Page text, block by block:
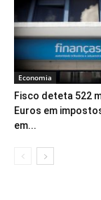
Economia
Fisco deteta 522
Euros em
em...